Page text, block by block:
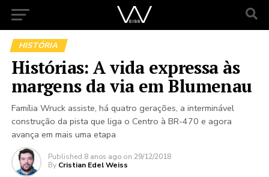
HISTÓRIA
Histórias: A vida expressa às
margens da via em Blumenau
Família Wruck assiste, há quatro gerações, a interminável
construção da pista que liga o Centro à BR-470 e agora
avança em mais uma etapa
Published 8 anos ago on 29/12/2018
By Cristian Edel Weiss